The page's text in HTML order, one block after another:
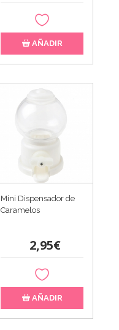
AÑADIR
Mini Dispensador de
Caramelos
2,95€
AÑADIR